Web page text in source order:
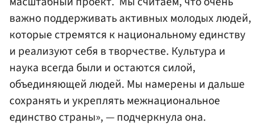
важно поддерживать активных молодых людей,
которые стремятся к национальному единству
и реализуют себя в творчестве. Культура и
наука всегда были и остаются силой,
объединяющей людей. Мы намерены и дальше
сохранять и укреплять межнациональное
единство страны», — подчеркнула она.